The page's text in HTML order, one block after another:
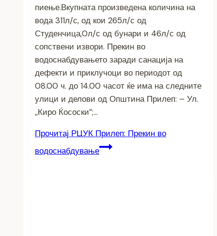
пиење.Вкупната произведена количина на
вода 311л/с, од кои 265л/с од
Студенчица,0л/с од бунари и 46л/с од
сопствени извори. Прекин во
водоснабдувањето заради санација на
дефекти и приклучоци во периодот од
08.00 ч. до 14.00 часот ќе има на следните
улици и делови од Општина Прилеп: – Ул.
,,Киро Ќососки”;…
Прочитај РЦУК Прилеп: Прекин во
водоснабдување